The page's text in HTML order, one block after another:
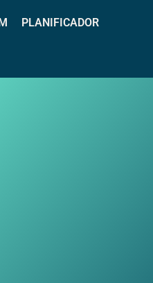
PLANIFICADOR